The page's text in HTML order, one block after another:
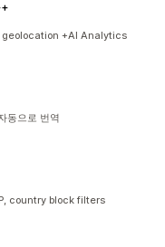
+AI Analytics
동으로 번역
country block filters